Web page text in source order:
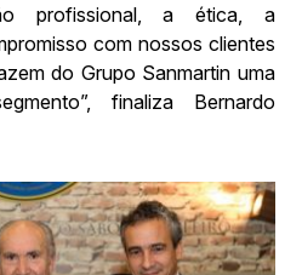
profissional, a ética, a
com nossos clientes
do Grupo Sanmartin uma
finaliza Bernardo